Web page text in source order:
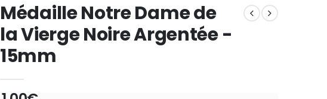
Médaille Notre Dame de
la Vierge Noire Argentée -
15mm